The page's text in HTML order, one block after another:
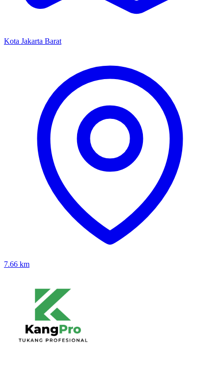
Kota Jakarta Barat
7.66 km